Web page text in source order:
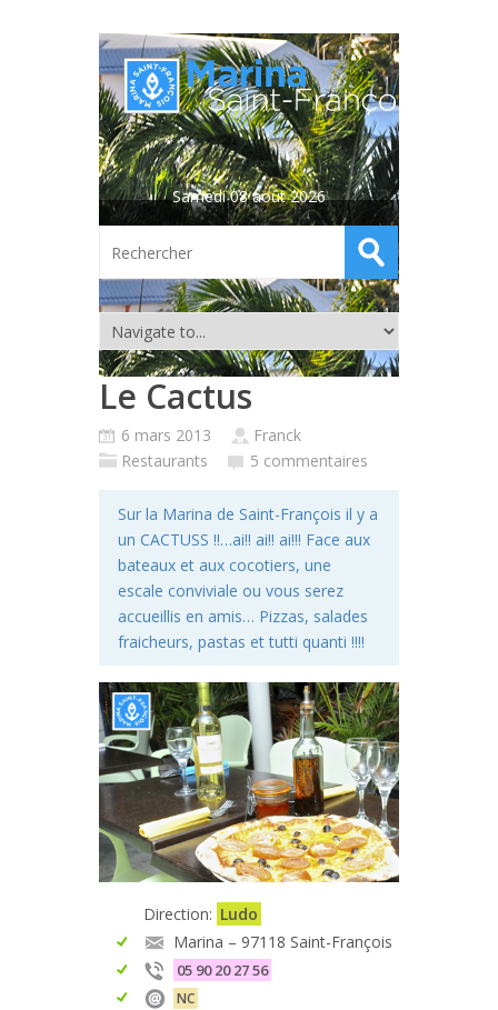
Samedi 08 août 2026
Le Cactus
6 mars 2013
Franck
Restaurants
5 commentaires
Sur la Marina de Saint-François il y a
un CACTUSS !!…ai!! ai!! ai!!! Face aux
bateaux et aux cocotiers, une
escale conviviale ou vous serez
accueillis en amis… Pizzas, salades
fraicheurs, pastas et tutti quanti !!!!
Direction: Ludo
Marina – 97118 Saint-François
05 90 20 27 56
NC